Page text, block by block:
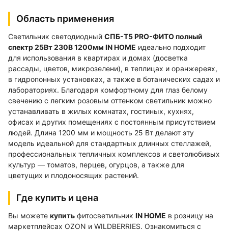
Область применения
Светильник светодиодный СПБ-Т5 PRO-ФИТО полный
спектр 25Вт 230В 1200мм IN HOME идеально подходит
для использования в квартирах и домах (досветка
рассады, цветов, микрозелени), в теплицах и оранжереях,
в гидропонных установках, а также в ботанических садах и
лабораториях. Благодаря комфортному для глаз белому
свечению с легким розовым оттенком светильник можно
устанавливать в жилых комнатах, гостиных, кухнях,
офисах и других помещениях с постоянным присутствием
людей. Длина 1200 мм и мощность 25 Вт делают эту
модель идеальной для стандартных длинных стеллажей,
профессиональных тепличных комплексов и светолюбивых
культур — томатов, перцев, огурцов, а также для
цветущих и плодоносящих растений.
Где купить и цена
Вы можете купить фитосветильник IN HOME в розницу на
маркетплейсах OZON и WILDBERRIES. Ознакомиться с